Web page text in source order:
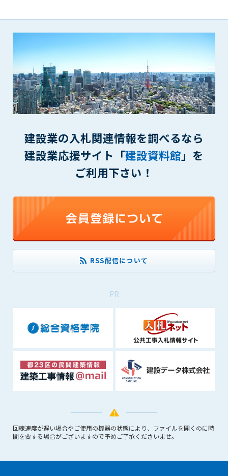
建設業の入札関連情報を調べるなら
建設業応援サイト「建設資料館」を
ご利用下さい！
RSS配信について
PR
回線速度が遅い場合やご使用の機器の状態により、ファイルを開くのに時
間を要する場合がございますので予めご了承くださいませ。
(8) 犯罪的行為に結びつく行為
(9) その他、法律に反する行為
(10) 建設資料館から知り得た情報及びダウンロードした情報
を、営利を目的として第三者に転売し、または転売のため
に第三者に提供すること
恐れのあるものは、会員の承諾なく削除できるものとします。
(1) 登録されている情報が、第6条の定める禁止事項に該当する
と管理者が、判断した場合
(2) 建設資料館の運営および保守管理上、必要と判断した場合
(4) その他、管理者が不適当と判断した場合
第8条（サービスの変更・中止等）
管理者は、会員の承諾なく、本サービス内容の変更(新規追加、
できるものとします。これに起因する会員または他の第三者が
第9条（会員の個人情報）
ビスの提供に関連して管理者が知り得た会員の個人情報（以下
個人情報といいます）について、管理者は、以下の各号に該当
する場合を除き、第三者に開示または提供しないものとしま
す。
(1) 会員が、自己の個人情報の開示に事前に同意している場合
(2) 個々の会員を特定できない統計的な処理をした形式で第三
に必要であると管理者が判断した場合
第10条（免責事項）